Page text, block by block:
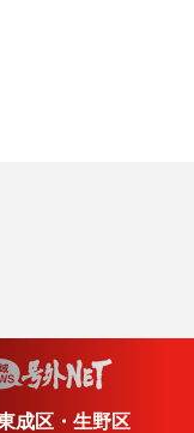
成区・生野区